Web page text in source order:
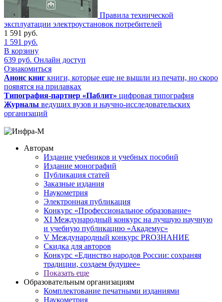
Правила технической
эксплуатации электроустановок потребителей
1 591 руб.
1 591 руб.
В корзину
639 руб. Онлайн доступ
Ознакомиться
Анонс книг книги, которые еще не вышли из печати, но скоро
появятся на прилавках
Типография-партнер «Паблит» цифровая типография
Журналы ведущих вузов и научно-исследовательских
организаций
Авторам
Издание учебников и учебных пособий
Издание монографий
Публикация статей
Заказные издания
Наукометрия
Электронная публикация
Конкурс «Профессиональное образование»
XI Международный конкурс на лучшую научную
и учебную публикацию «Академус»
V Международный конкурс PROЗНАНИЕ
Скидка для авторов
Конкурс «Единство народов России: сохраняя
традиции, создаем будущее»
Показать еще
Образовательным организациям
Комплектование печатными изданиями
Наукометрия